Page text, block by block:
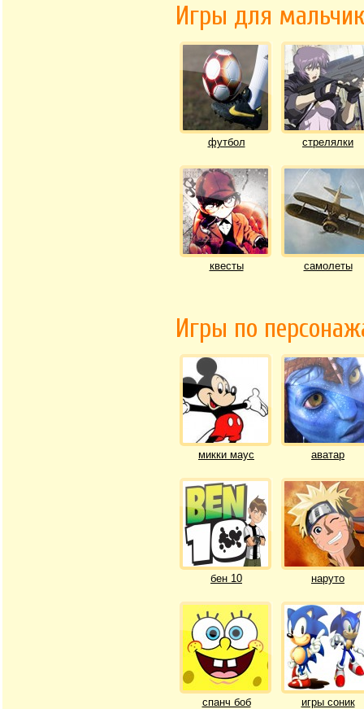
Игры для
футбол стрелялки
квесты самолеты
Игры по
микки маус аватар
бен 10 наруто
спанч боб игры соник